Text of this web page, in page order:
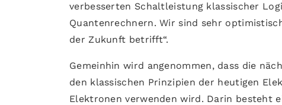
verbesserten Schaltleistung klassischer
Quantenrechnern. Wir sind sehr
der Zukunft betrifft“.
Gemeinhin wird angenommen, dass die
den klassischen Prinzipien der heutigen
Elektronen verwenden wird. Darin besteht